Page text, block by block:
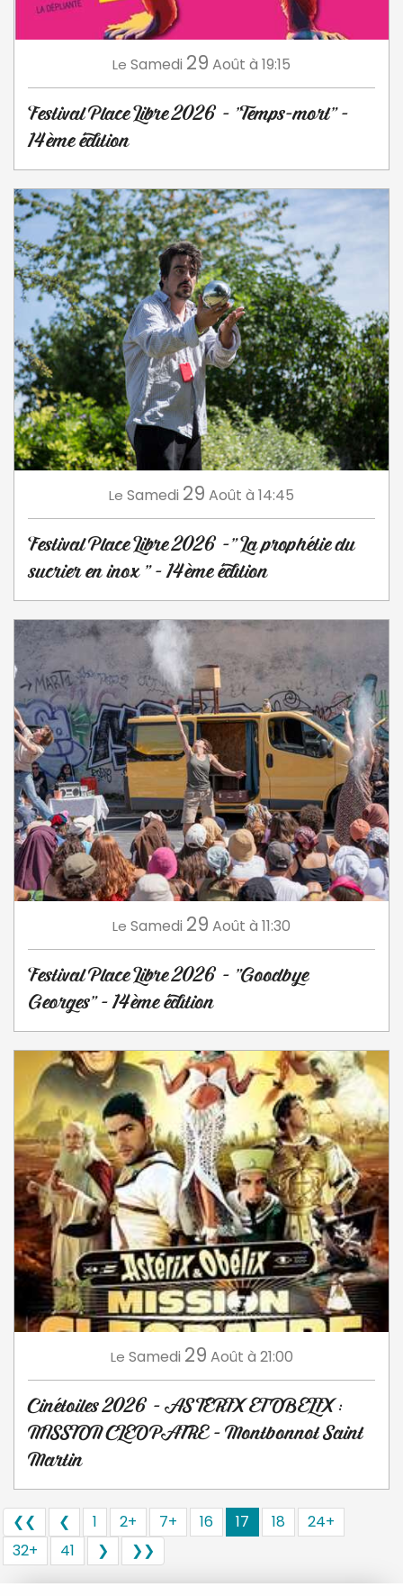
Le Samedi 29 Août à 19:15
Festival Place Libre 2026 - "Temps-mort" -
14ème édition
Le Samedi 29 Août à 14:45
Festival Place Libre 2026 -" La prophétie du
sucrier en inox " - 14ème édition
Le Samedi 29 Août à 11:30
Festival Place Libre 2026 - "Goodbye
Georges" - 14ème édition
Le Samedi 29 Août à 21:00
Cinétoiles 2026 - ASTERIX ET OBELIX :
MISSION CLEOPATRE - Montbonnot Saint
Martin
❮❮ ❮ 1 2+ 7+ 16 17 18
24+
32+
41 ❯ ❯❯